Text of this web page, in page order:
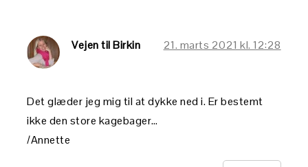
Vejen til Birkin 21. marts 2021 kl. 12:28
Det glæder jeg mig til at dykke ned i. Er bestemt
ikke den store kagebager…
/Annette